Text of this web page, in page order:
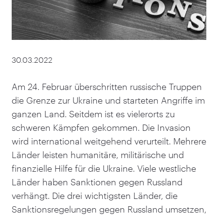
30.03.2022
Am 24. Februar überschritten russische Truppen
die Grenze zur Ukraine und starteten Angriffe im
ganzen Land. Seitdem ist es vielerorts zu
schweren Kämpfen gekommen. Die Invasion
wird international weitgehend verurteilt. Mehrere
Länder leisten humanitäre, militärische und
finanzielle Hilfe für die Ukraine. Viele westliche
Länder haben Sanktionen gegen Russland
verhängt. Die drei wichtigsten Länder, die
Sanktionsregelungen gegen Russland umsetzen,